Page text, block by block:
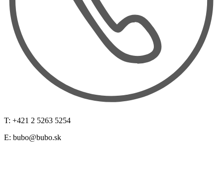
T: +421 2 5263 5254
E: bubo@bubo.sk